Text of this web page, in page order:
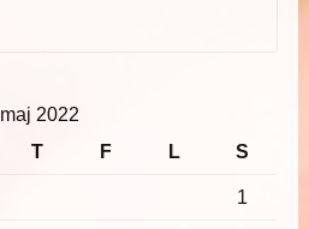
maj 2022
T F L S
1